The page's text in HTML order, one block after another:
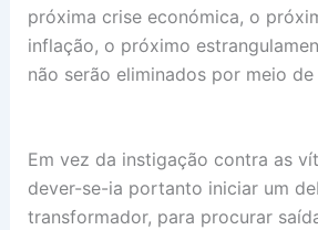
próxima crise económica, o
inflação, o próximo
não serão eliminados por meio
Em vez da instigação contra as
dever-se-ia portanto iniciar um
transformador, para procurar